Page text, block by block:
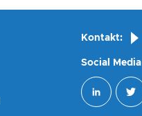
Kontakt:
Social Media